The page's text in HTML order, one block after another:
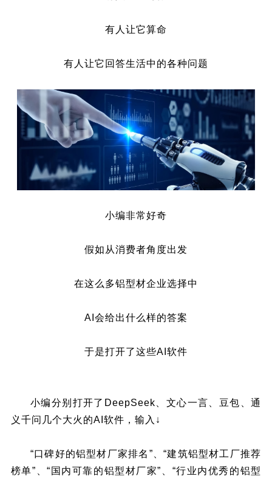
有人让它算命
有人让它回答生活中的各种问题
小编非常好奇
假如从消费者角度出发
在这么多铝型材企业选择中
AI会给出什么样的答案
于是打开了这些AI软件
小编分别打开了DeepSeek、文心一言、豆包、通
义千问几个大火的AI软件，输入↓
“口碑好的铝型材厂家排名”、“建筑铝型材工厂推荐
榜单”、“国内可靠的铝型材厂家”、“行业内优秀的铝型